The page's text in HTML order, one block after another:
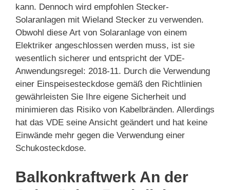
kann. Dennoch wird empfohlen Stecker-
Solaranlagen mit Wieland Stecker zu verwenden.
Obwohl diese Art von Solaranlage von einem
Elektriker angeschlossen werden muss, ist sie
wesentlich sicherer und entspricht der VDE-
Anwendungsregel: 2018-11. Durch die Verwendung
einer Einspeisesteckdose gemäß den Richtlinien
gewährleisten Sie Ihre eigene Sicherheit und
minimieren das Risiko von Kabelbränden. Allerdings
hat das VDE seine Ansicht geändert und hat keine
Einwände mehr gegen die Verwendung einer
Schukosteckdose.
Balkonkraftwerk An der